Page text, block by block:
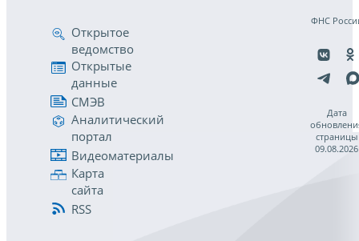
Открытое
ведомство
Открытые
данные
СМЭВ
Аналитический
портал
Видеоматериалы
Карта
сайта
RSS
ФНС
Дата
страницы
09.08.2026